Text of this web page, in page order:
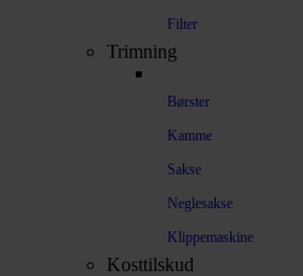
Filter
Trimning
Børster
Kamme
Sakse
Neglesakse
Klippemaskine
Kosttilskud